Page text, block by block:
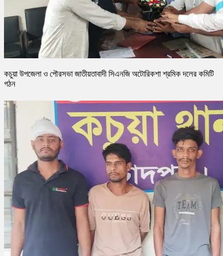
কচুয়া উপজেলা ও পৌরসভা জাতীয়তাবাদী সিএনজি অটোরিকশা শ্রমিক দলের কমিটি
গঠন